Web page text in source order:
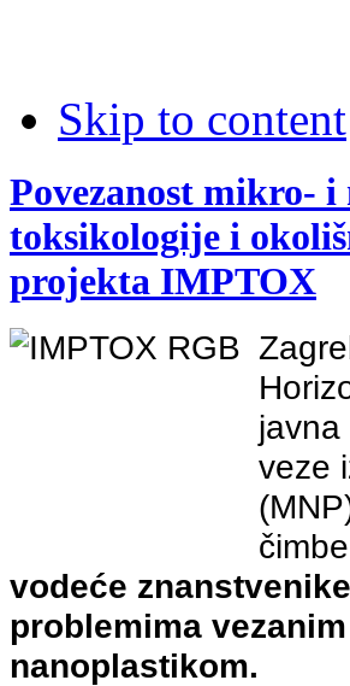
Skip to content
Povezanost mikro-
toksikologije i
projekta IMPTOX
javna
veze
vodeće
problemima
nanoplastikom.